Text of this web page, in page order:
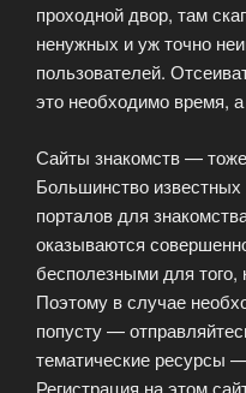
проходной двор, там
ненужных и уж точно
пользователей.
это необходимо время,
Сайты знакомств —
Большинство
порталов для
оказываются
бесполезными для
Поэтому в случае
попусту —
тематические ресурсы
Регистрация на этом